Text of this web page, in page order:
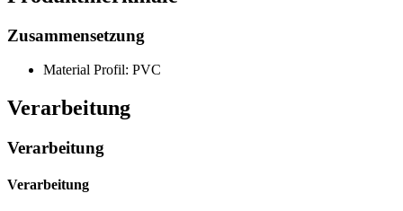
Zusammensetzung
Material Profil: PVC
Verarbeitung
Verarbeitung
Verarbeitung